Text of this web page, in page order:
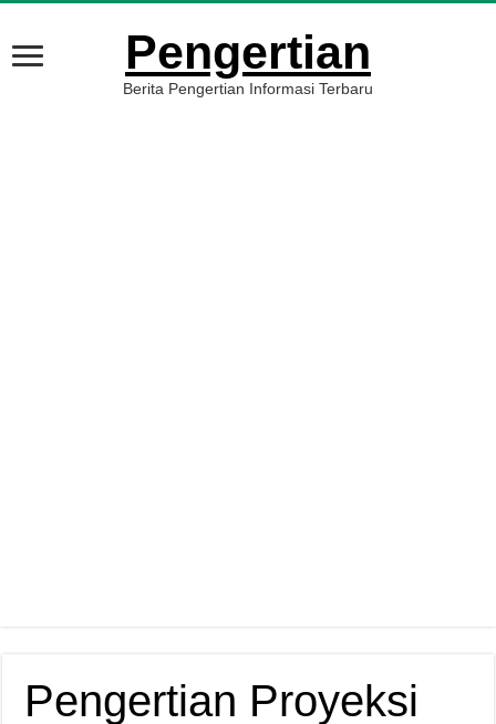
Pengertian
Berita Pengertian Informasi Terbaru
Pengertian Proyeksi